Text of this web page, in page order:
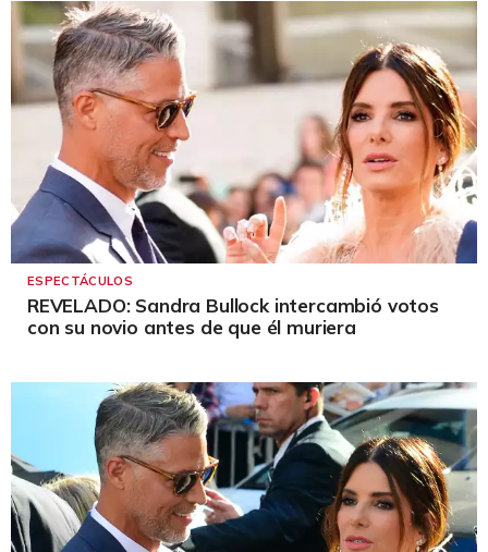
ESPECTÁCULOS
REVELADO: Sandra Bullock intercambió votos
con su novio antes de que él muriera